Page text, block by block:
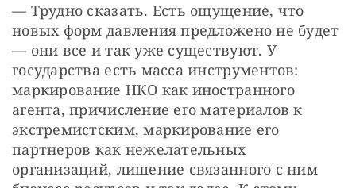
— Трудно сказать. Есть ощущение, что
новых форм давления предложено не будет
— они все и так уже существуют. У
государства есть масса инструментов:
маркирование НКО как иностранного
агента, причисление его материалов к
экстремистским, маркирование его
партнеров как нежелательных
организаций, лишение связанного с ним